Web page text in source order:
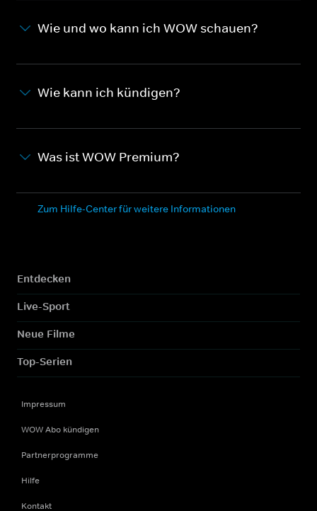
Wie und wo kann ich WOW schauen?
Wie kann ich kündigen?
Was ist WOW Premium?
Zum Hilfe-Center für weitere Informationen
Entdecken
Live-Sport
Neue Filme
Top-Serien
Impressum
WOW Abo kündigen
Partnerprogramme
Hilfe
Kontakt